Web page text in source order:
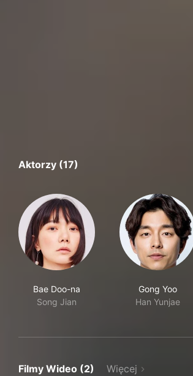
Aktorzy (17)
Bae Doo-na
Song Jian
Gong Yoo
Han Yunjae
Filmy Wideo (2) Więcej